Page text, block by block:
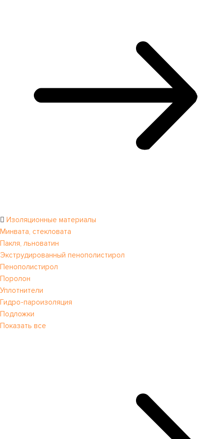
Изоляционные материалы
Минвата, стекловата
Пакля, льноватин
Экструдированный пенополистирол
Пенополистирол
Поролон
Уплотнители
Гидро-пароизоляция
Подложки
Показать все